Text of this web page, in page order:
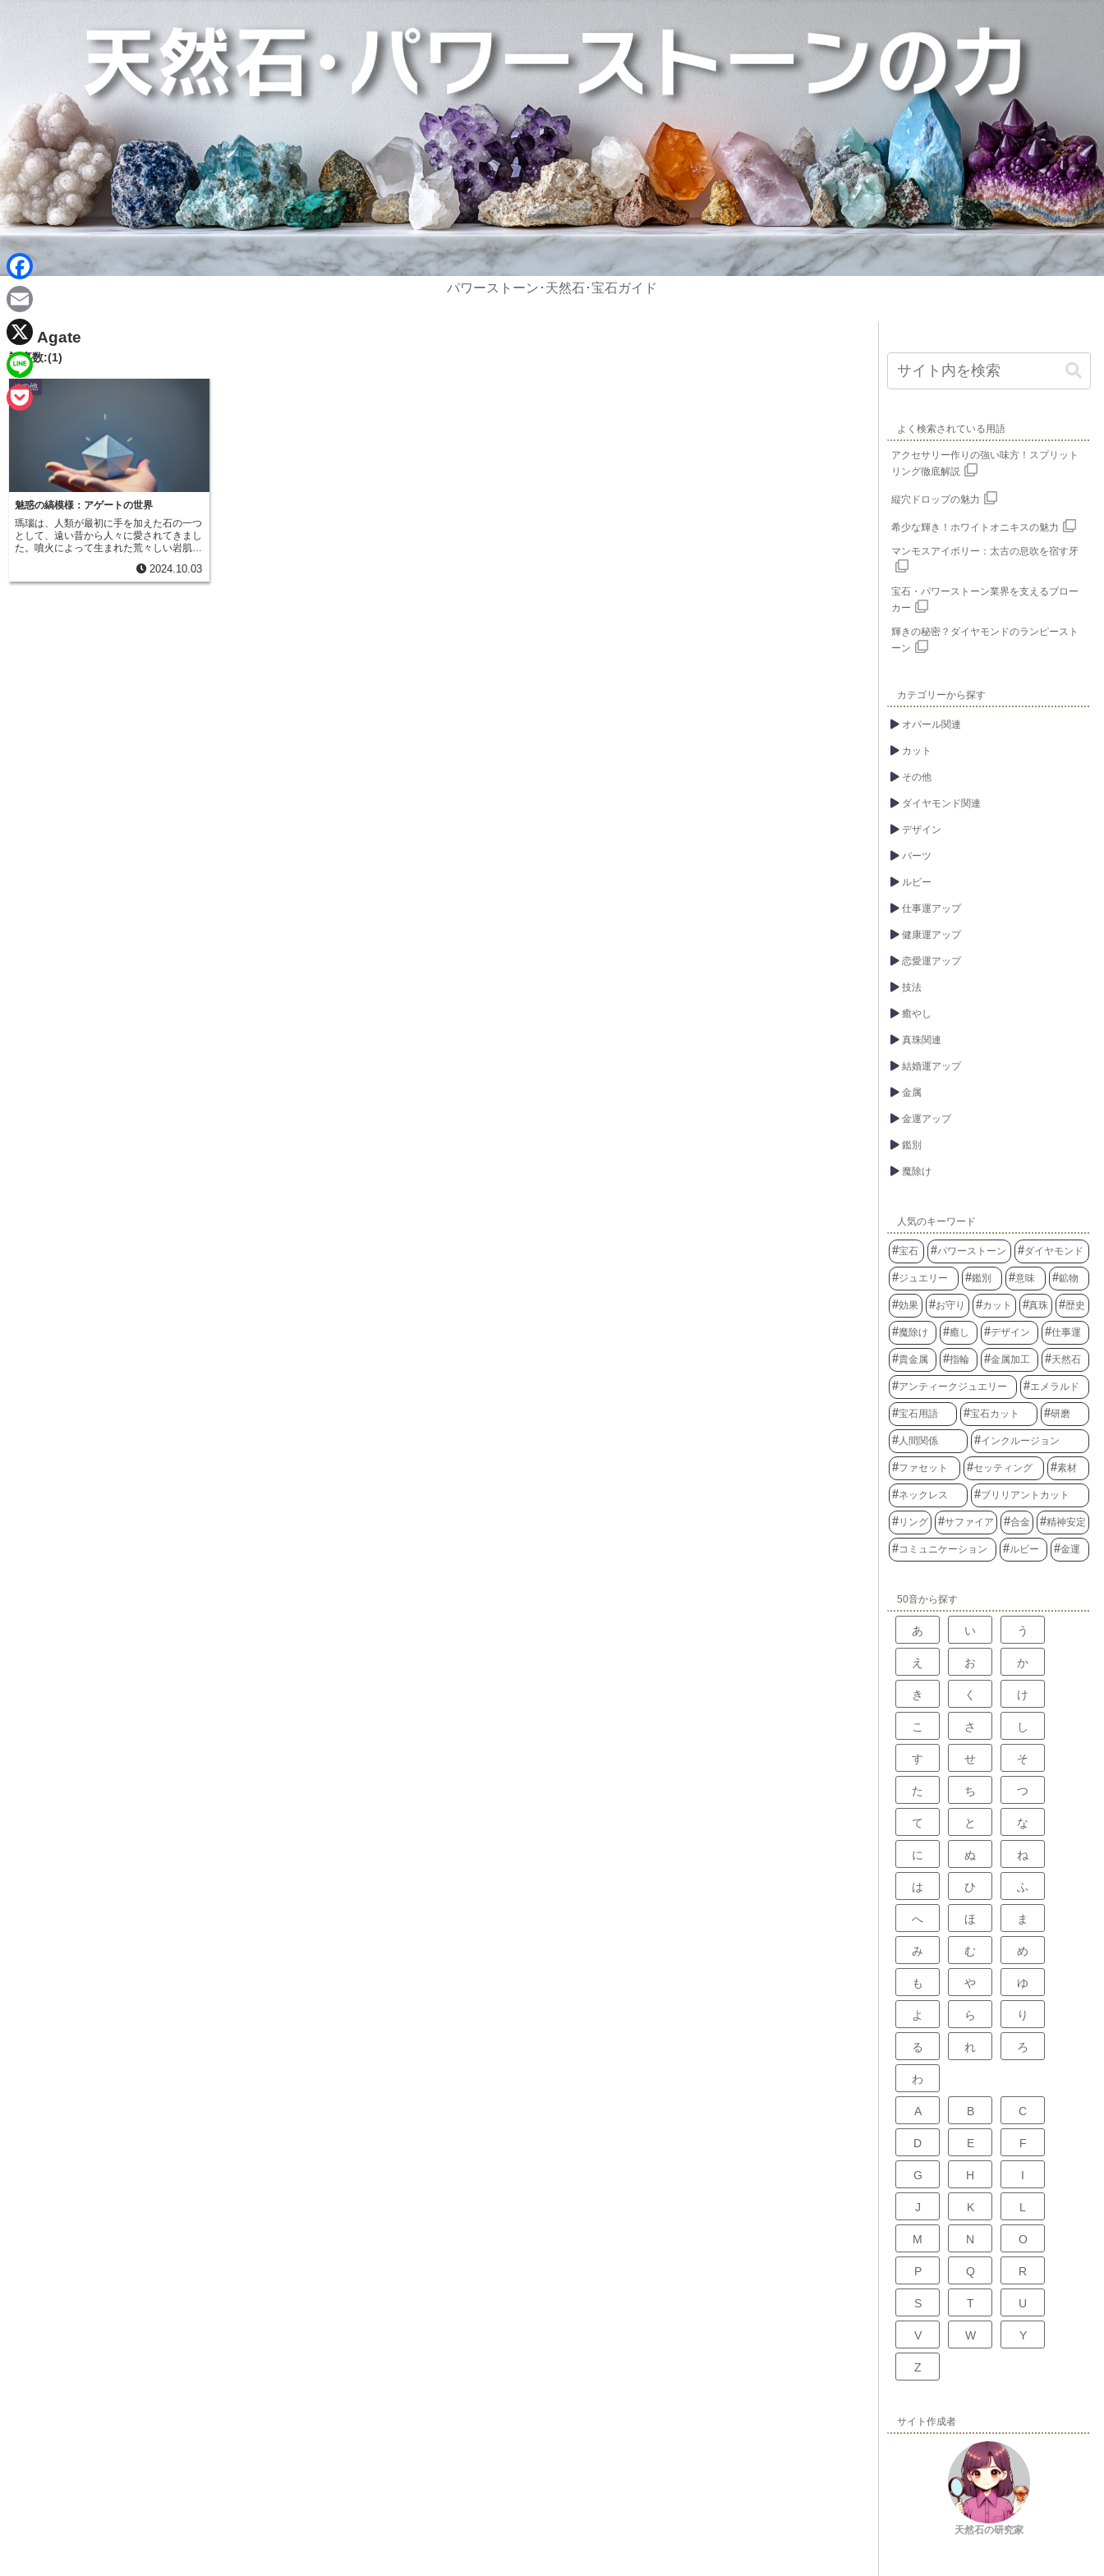
パワーストーン･天然石･宝石ガイド
Agate
記事数:(1)
その他
魅惑の縞模様：アゲートの世界
瑪瑙は、人類が最初に手を加えた石の一つ
として、遠い昔から人々に愛されてきまし
た。噴火によって生まれた荒々しい岩肌の
人々を魅了し続けています。歴史を紐解い
てみると、瑪瑙は美しい装飾品としてだけ
2024.10.03
よく検索されている用語
アクセサリー作りの強い味方！スプリット
リング徹底解説
縦穴ドロップの魅力
希少な輝き！ホワイトオニキスの魅力
マンモスアイボリー：太古の息吹を宿す牙
宝石・パワーストーン業界を支えるブロー
カー
輝きの秘密？ダイヤモンドのランピースト
ーン
カテゴリーから探す
オパール関連
カット
その他
ダイヤモンド関連
デザイン
パーツ
ルビー
仕事運アップ
健康運アップ
恋愛運アップ
技法
癒やし
真珠関連
結婚運アップ
金属
金運アップ
鑑別
魔除け
人気のキーワード
宝石 パワーストーン ダイヤモンド
ジュエリー 鑑別 意味 鉱物
効果 お守り カット 真珠 歴史
魔除け 癒し デザイン 仕事運
貴金属 指輪 金属加工 天然石
アンティークジュエリー エメラルド
宝石用語 宝石カット 研磨
人間関係 インクルージョン
ファセット セッティング 素材
ネックレス ブリリアントカット
リング サファイア 合金 精神安定
コミュニケーション ルビー 金運
50音から探す
あ い う
え お か
き く け
こ さ し
す せ そ
た ち つ
て と な
に ぬ ね
は ひ ふ
へ ほ ま
み む め
も や ゆ
よ ら り
る れ ろ
わ
A B C
D E F
G H I
J K L
M N O
P Q R
S T U
V W Y
Z
サイト作成者
天然石の研究家
F
a
c
e
b
E
m
a
i
X
L